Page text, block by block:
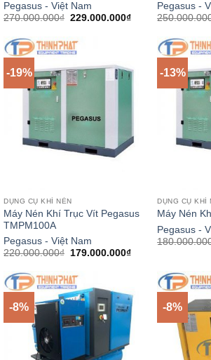
Pegasus - Việt Nam
270.000.000₫ Giá
270.000.000₫.
229.000.000₫Giá
229.000.000₫.
Pegasus -
-19%
DỤNG CỤ KHÍ NÉN
Máy Nén Khí Trục Vít Pegasus
TMPM100A
Pegasus - Việt Nam
220.000.000₫ Giá
220.000.000₫.
179.000.000₫Giá
179.000.000₫.
-13%
DỤNG CỤ KHÍ
Máy Nén
Pegasus -
-8% -8%